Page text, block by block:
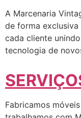
A Marcenaria
de forma exclusiva
cada cliente
tecnologia de
Fabricamos